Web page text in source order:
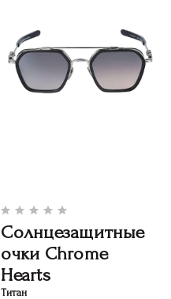
Солнцезащитные
очки Chrome
Hearts
Титан